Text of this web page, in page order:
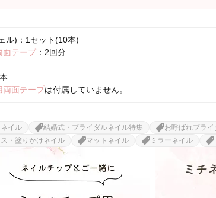
ル)：1セット(10本)
面テープ：2回分
両面テープは付属していません。
イル 結婚式・ブライダルネイル特集 お呼ばれブラ
・塗りかけネイル マットネイル ミラーネイル